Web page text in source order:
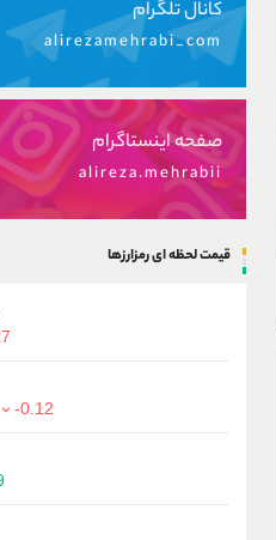
کانال تلگرام
alirezamehrabi_com
صفحه اینستاگرام
alireza.mehrabii
قیمت لحظه ای رمزارزها
-0.12